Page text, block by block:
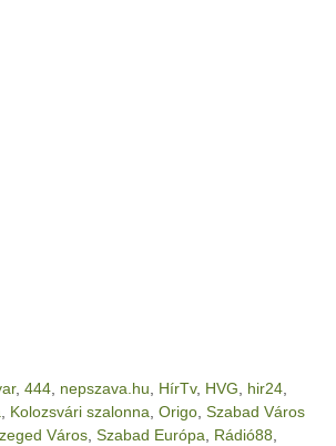
, 444 nepszava.hu HírTv, HVG hir24
Kolozsvári szalonna Origo Szabad Város
Város Szabad Európa Rádió88